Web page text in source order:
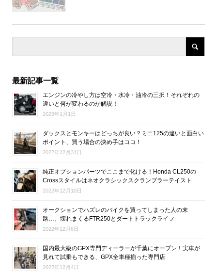
最新記事一覧
エンジンの冷やし方は空冷・水冷・油冷の三択！それぞれの
違いと何が変わるのか解説！
2023年1月1日
ダックスとモンキーはどっちが良い？ミニ125の違いと面白い
ポイント、買う場合の決め手はココ！
2022年12月31日
純正オプションパーツでここまで化ける！Honda CL250の
Crossスタイルはネオクラシックスクランブラーテイスト
2022年12月10日
オークションでハズレのバイクを買ってしまった人の末
路…。壊れまくるFTR250とダートトラックライフ
2022年12月6日
国内最大級のGPX専門ディーラーが千葉にオープン！実車が
見れて試乗もできる、GPX全車種揃った専門店
2022年12月4日